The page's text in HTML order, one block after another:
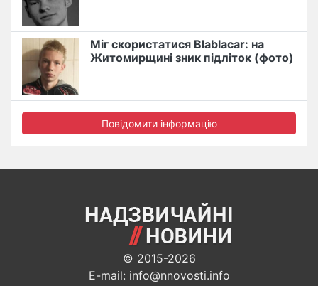
Міг скористатися Blablacar: на
Житомирщині зник підліток (фото)
Повідомити інформацію
© 2015-2026
E-mail: info@nnovosti.info